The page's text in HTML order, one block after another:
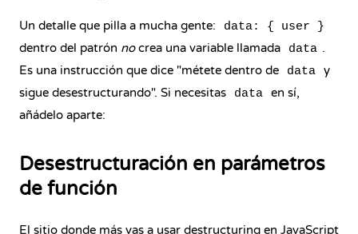
Un detalle que pilla a mucha gente: data: { user }
dentro del patrón nocrea una variable llamada data .
Es una instrucción que dice "métete dentro de
data y
sigue desestructurando". Si necesitas
data en sí,
añádelo aparte:
Desestructuración en parámetros
de función
El sitio donde más vas a usar destructuring en JavaScript